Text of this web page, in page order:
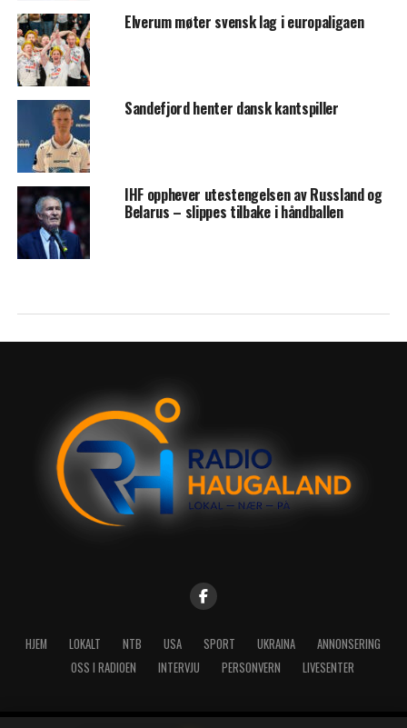
Elverum møter svensk lag i europaligaen
Sandefjord henter dansk kantspiller
IHF opphever utestengelsen av Russland og
Belarus – slippes tilbake i håndballen
HJEM LOKALT NTB USA SPORT UKRAINA
ANNONSERING
OSS I RADIOEN
INTERVJU PERSONVERN LIVESENTER